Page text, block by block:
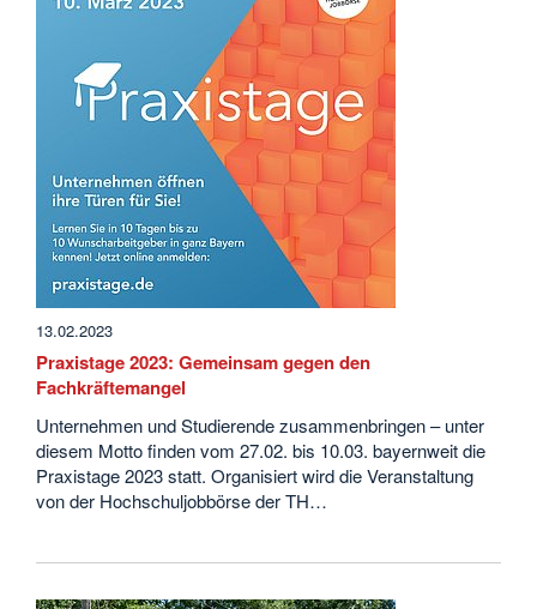
13.02.2023
Praxistage 2023: Gemeinsam gegen den
Fachkräftemangel
Unternehmen und Studierende zusammenbringen – unter
diesem Motto finden vom 27.02. bis 10.03. bayernweit die
Praxistage 2023 statt. Organisiert wird die Veranstaltung
von der Hochschuljobbörse der TH…